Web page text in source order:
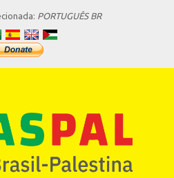
PORTUGUÊS BR